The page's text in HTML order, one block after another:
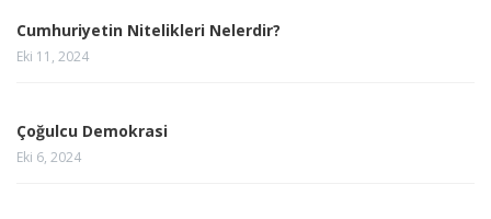
Cumhuriyetin Nitelikleri Nelerdir?
Eki 11, 2024
Çoğulcu Demokrasi
Eki 6, 2024